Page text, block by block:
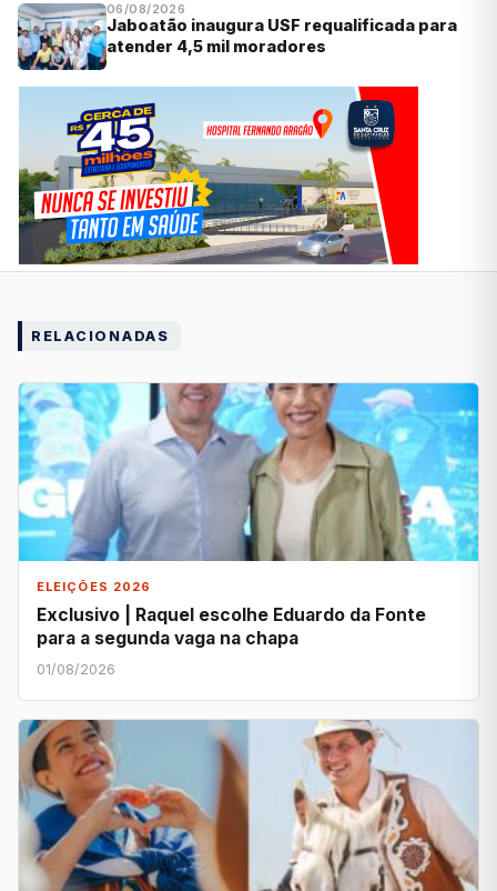
06/08/2026
Jaboatão inaugura USF requalificada para
atender 4,5 mil moradores
RELACIONADAS
ELEIÇÕES 2026
Exclusivo | Raquel escolhe Eduardo da Fonte
para a segunda vaga na chapa
01/08/2026